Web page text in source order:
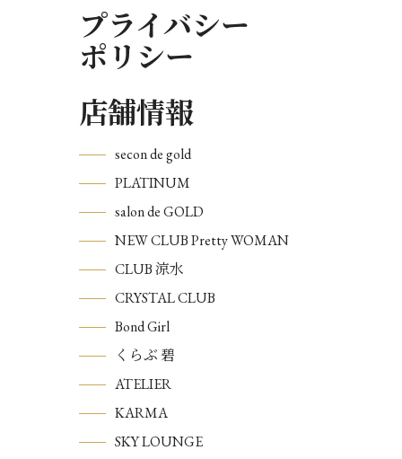
プライバシー
ポリシー
店舗情報
secon de gold
PLATINUM
salon de GOLD
NEW CLUB Pretty WOMAN
CLUB 涼水
CRYSTAL CLUB
Bond Girl
くらぶ 碧
ATELIER
KARMA
SKY LOUNGE